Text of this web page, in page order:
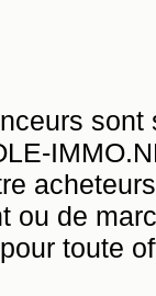
ou de
toute